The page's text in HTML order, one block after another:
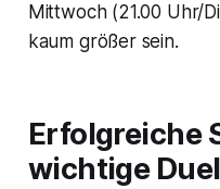
Mittwoch (21.00 Uhr/
kaum größer sein.
Erfolgreiche
wichtige